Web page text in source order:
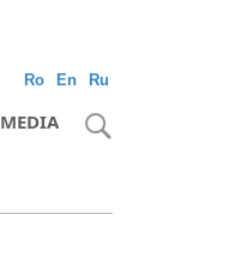
Ro En Ru
MEDIA